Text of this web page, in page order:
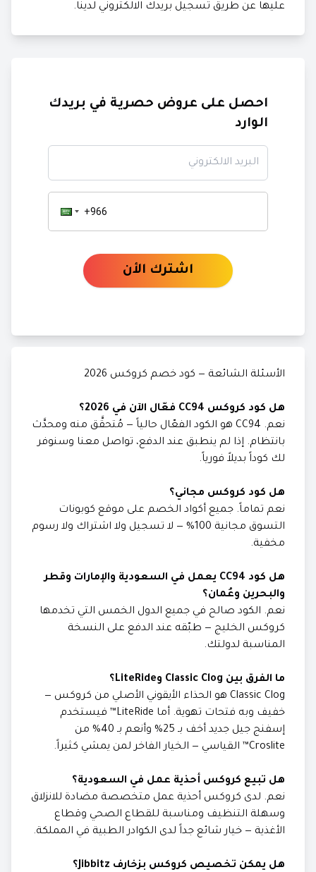
عليها عن طريق تسجيل بريدك الالكتروني لدينا.
احصل على عروض حصرية في بريدك
الوارد
اشترك الأن
الأسئلة الشائعة — كود خصم كروكس 2026
هل كود كروكس CC94 فعّال الآن في 2026؟
نعم. CC94 هو الكود الفعّال حالياً — مُتحقَّق منه ومحدَّث
بانتظام. إذا لم ينطبق عند الدفع، تواصل معنا وسنوفر
لك كوداً بديلاً فورياً.
هل كود كروكس مجاني؟
نعم تماماً. جميع أكواد الخصم على موقع كوبونات
التسوق مجانية 100% — لا تسجيل ولا اشتراك ولا رسوم
مخفية.
هل كود CC94 يعمل في السعودية والإمارات وقطر
والبحرين وعُمان؟
نعم. الكود صالح في جميع الدول الخمس التي تخدمها
كروكس الخليج — طبّقه عند الدفع على النسخة
المناسبة لدولتك.
ما الفرق بين Classic Clog وLiteRide؟
Classic Clog هو الحذاء الأيقوني الأصلي من كروكس —
خفيف وبه فتحات تهوية. أما LiteRide™ فيستخدم
إسفنج جيل جديد أخف بـ 25% وأنعم بـ 40% من
Croslite™ القياسي — الخيار الفاخر لمن يمشي كثيراً.
هل تبيع كروكس أحذية عمل في السعودية؟
نعم. لدى كروكس أحذية عمل متخصصة مضادة للانزلاق
وسهلة التنظيف ومناسبة للقطاع الصحي وقطاع
الأغذية — خيار شائع جداً لدى الكوادر الطبية في المملكة.
هل يمكن تخصيص كروكس بزخارف Jibbitz؟